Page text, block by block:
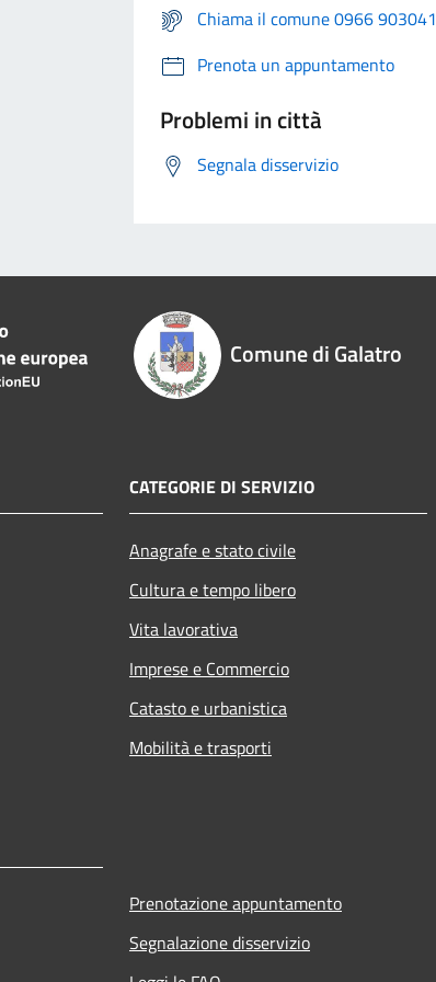
Chiama il comune 0966 903041
Prenota un appuntamento
Problemi in città
Segnala disservizio
Comune di Galatro
CATEGORIE DI SERVIZIO
Anagrafe e stato civile
Cultura e tempo libero
Vita lavorativa
Imprese e Commercio
Catasto e urbanistica
Mobilità e trasporti
Prenotazione appuntamento
Segnalazione disservizio